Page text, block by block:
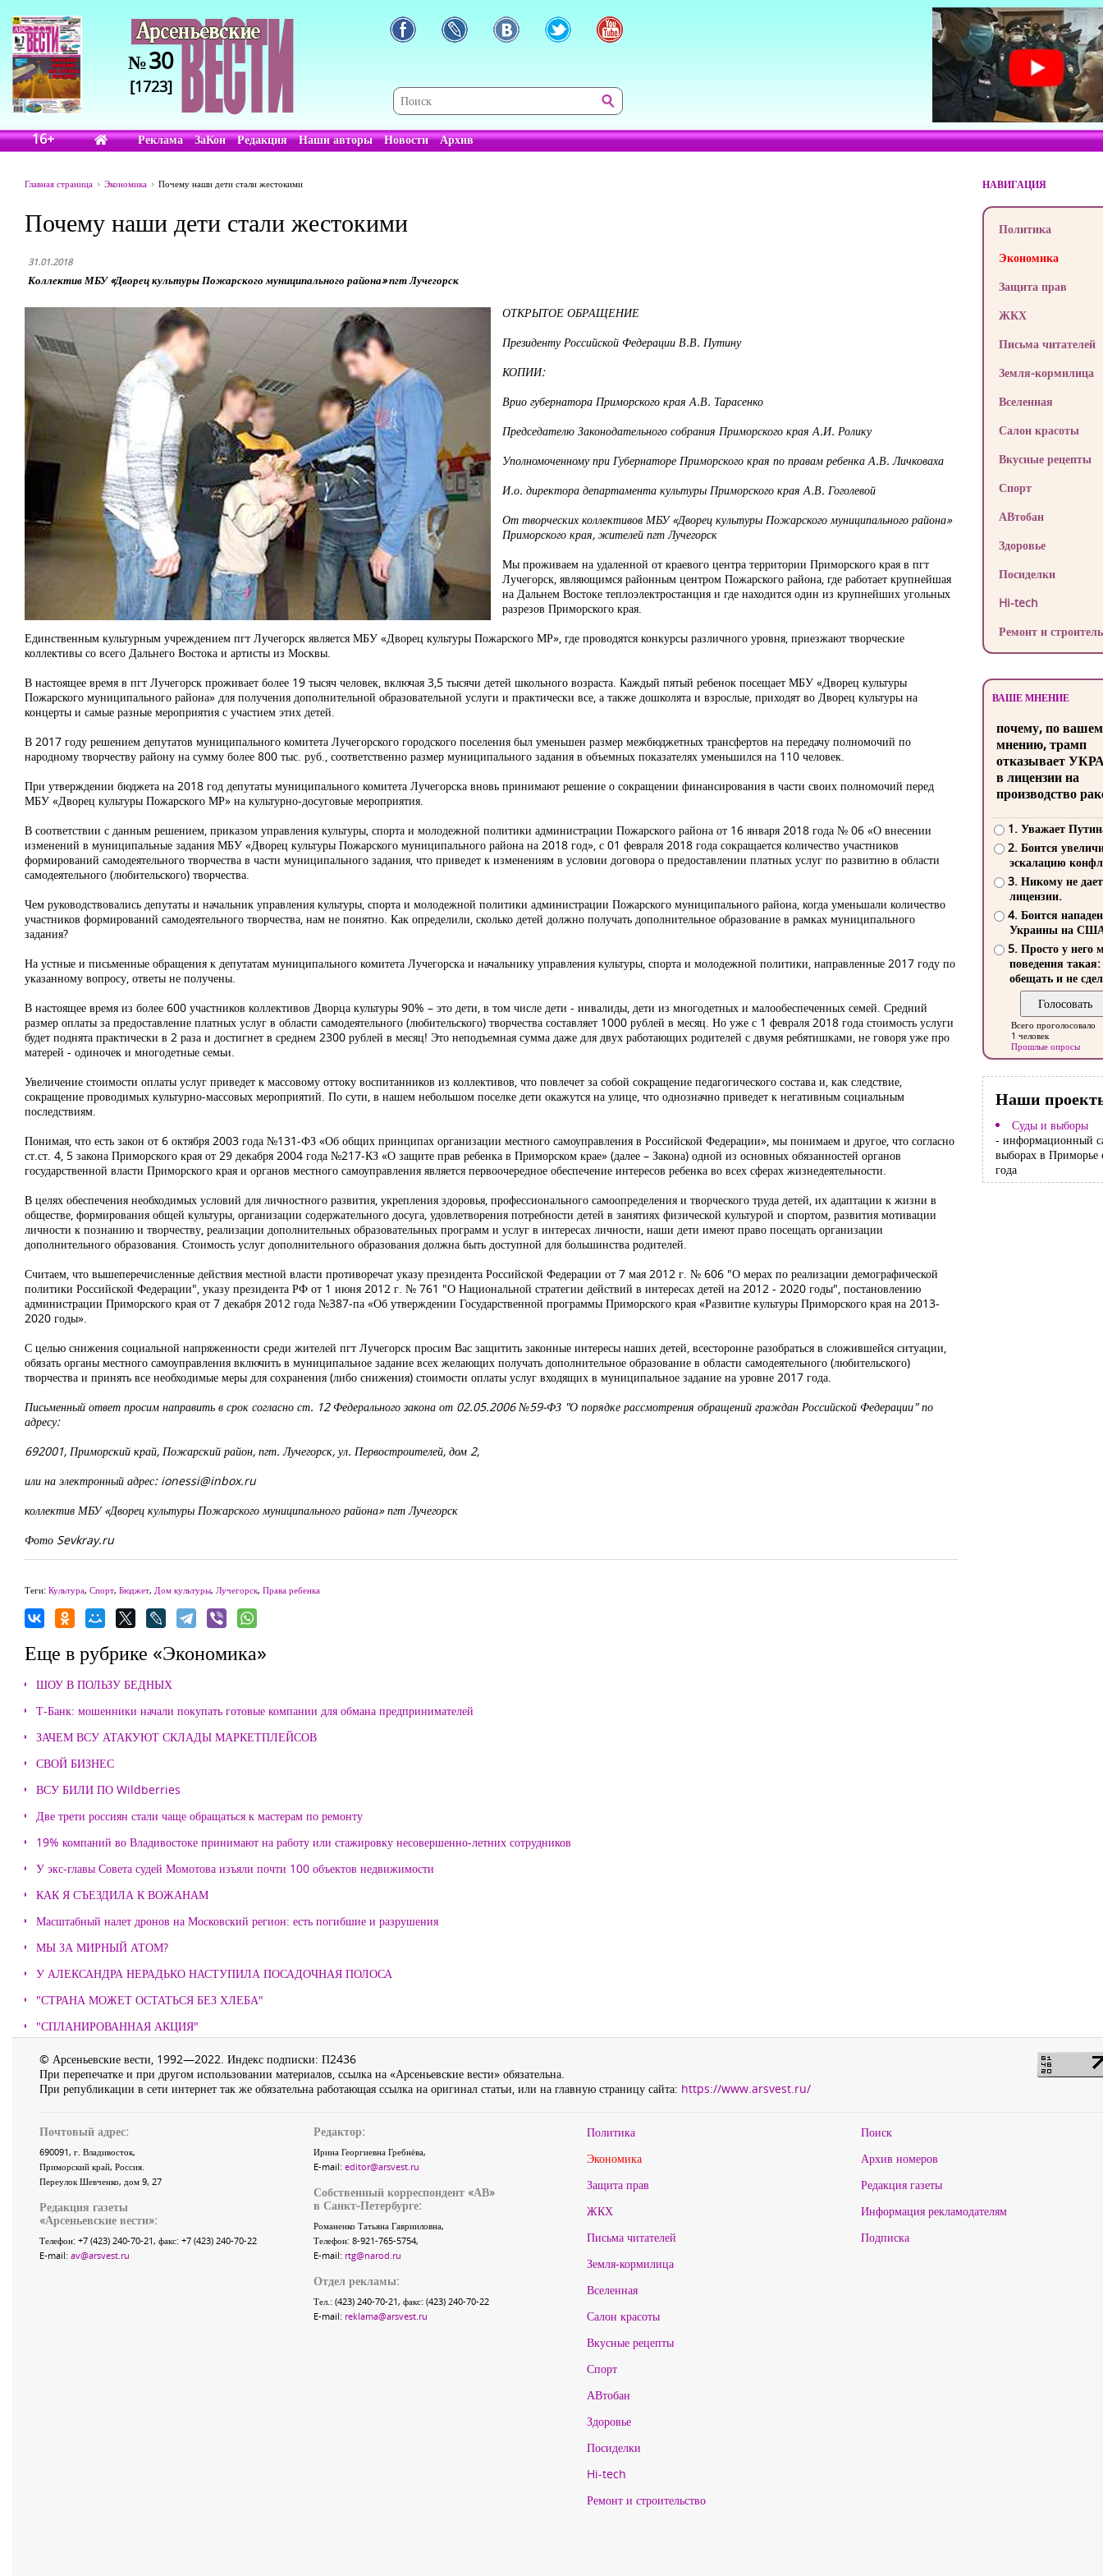
№30
[1723]
16+ Реклама ЗаКон Редакция Наши авторы Новости Архив
Главная страница Экономика Почему наши дети стали жестокими
Почему наши дети стали жестокими
31.01.2018
Коллектив МБУ «Дворец культуры Пожарского муниципального района» пгт Лучегорск
ОТКРЫТОЕ ОБРАЩЕНИЕ
Президенту Российской Федерации В.В. Путину
КОПИИ:
Врио губернатора Приморского края А.В. Тарасенко
Председателю Законодательного собрания Приморского края А.И. Ролику
Уполномоченному при Губернаторе Приморского края по правам ребенка А.В. Личковаха
И.о. директора департамента культуры Приморского края А.В. Гоголевой
От творческих коллективов МБУ «Дворец культуры Пожарского муниципального района»
Приморского края, жителей пгт Лучегорск
Мы проживаем на удаленной от краевого центра территории Приморского края в пгт
Лучегорск, являющимся районным центром Пожарского района, где работает крупнейшая
на Дальнем Востоке теплоэлектростанция и где находится один из крупнейших угольных
разрезов Приморского края.
Единственным культурным учреждением пгт Лучегорск является МБУ «Дворец культуры Пожарского МР», где проводятся конкурсы различного уровня, приезжают творческие
коллективы со всего Дальнего Востока и артисты из Москвы.
В настоящее время в пгт Лучегорск проживает более 19 тысяч человек, включая 3,5 тысячи детей школьного возраста. Каждый пятый ребенок посещает МБУ «Дворец культуры
Пожарского муниципального района» для получения дополнительной образовательной услуги и практически все, а также дошколята и взрослые, приходят во Дворец культуры на
концерты и самые разные мероприятия с участием этих детей.
В 2017 году решением депутатов муниципального комитета Лучегорского городского поселения был уменьшен размер межбюджетных трансфертов на передачу полномочий по
народному творчеству району на сумму более 800 тыс. руб., соответственно размер муниципального задания в объемных показателях уменьшился на 110 человек.
При утверждении бюджета на 2018 год депутаты муниципального комитета Лучегорска вновь принимают решение о сокращении финансирования в части своих полномочий перед
МБУ «Дворец культуры Пожарского МР» на культурно-досуговые мероприятия.
В соответствии с данным решением, приказом управления культуры, спорта и молодежной политики администрации Пожарского района от 16 января 2018 года № 06 «О внесении
изменений в муниципальные задания МБУ «Дворец культуры Пожарского муниципального района на 2018 год», с 01 февраля 2018 года сокращается количество участников
формирований самодеятельного творчества в части муниципального задания, что приведет к изменениям в условии договора о предоставлении платных услуг по развитию в области
самодеятельного (любительского) творчества.
Чем руководствовались депутаты и начальник управления культуры, спорта и молодежной политики администрации Пожарского муниципального района, когда уменьшали количество
участников формирований самодеятельного творчества, нам не понятно. Как определили, сколько детей должно получать дополнительное образование в рамках муниципального
задания?
На устные и письменные обращения к депутатам муниципального комитета Лучегорска и начальнику управления культуры, спорта и молодежной политики, направленные 2017 году по
указанному вопросу, ответы не получены.
В настоящее время из более 600 участников коллективов Дворца культуры 90% – это дети, в том числе дети - инвалиды, дети из многодетных и малообеспеченных семей. Средний
размер оплаты за предоставление платных услуг в области самодеятельного (любительского) творчества составляет 1000 рублей в месяц. Но уже с 1 февраля 2018 года стоимость услуги
будет поднята практически в 2 раза и достигнет в среднем 2300 рублей в месяц! Это неподъемная сумма даже для двух работающих родителей с двумя ребятишками, не говоря уже про
матерей - одиночек и многодетные семьи.
Увеличение стоимости оплаты услуг приведет к массовому оттоку воспитанников из коллективов, что повлечет за собой сокращение педагогического состава и, как следствие,
сокращение проводимых культурно-массовых мероприятий. По сути, в нашем небольшом поселке дети окажутся на улице, что однозначно приведет к негативным социальным
последствиям.
Понимая, что есть закон от 6 октября 2003 года №131-ФЗ «Об общих принципах организации местного самоуправления в Российской Федерации», мы понимаем и другое, что согласно
ст.ст. 4, 5 закона Приморского края от 29 декабря 2004 года №217-КЗ «О защите прав ребенка в Приморском крае» (далее – Закона) одной из основных обязанностей органов
государственной власти Приморского края и органов местного самоуправления является первоочередное обеспечение интересов ребенка во всех сферах жизнедеятельности.
В целях обеспечения необходимых условий для личностного развития, укрепления здоровья, профессионального самоопределения и творческого труда детей, их адаптации к жизни в
обществе, формирования общей культуры, организации содержательного досуга, удовлетворения потребности детей в занятиях физической культурой и спортом, развития мотивации
личности к познанию и творчеству, реализации дополнительных образовательных программ и услуг в интересах личности, наши дети имеют право посещать организации
дополнительного образования. Стоимость услуг дополнительного образования должна быть доступной для большинства родителей.
Считаем, что вышеперечисленные действия местной власти противоречат указу президента Российской Федерации от 7 мая 2012 г. № 606 "О мерах по реализации демографической
политики Российской Федерации", указу президента РФ от 1 июня 2012 г. № 761 "О Национальной стратегии действий в интересах детей на 2012 - 2020 годы", постановлению
администрации Приморского края от 7 декабря 2012 года №387-па «Об утверждении Государственной программы Приморского края «Развитие культуры Приморского края на 2013-
2020 годы».
С целью снижения социальной напряженности среди жителей пгт Лучегорск просим Вас защитить законные интересы наших детей, всесторонне разобраться в сложившейся ситуации,
обязать органы местного самоуправления включить в муниципальное задание всех желающих получать дополнительное образование в области самодеятельного (любительского)
творчества и принять все необходимые меры для сохранения (либо снижения) стоимости оплаты услуг входящих в муниципальное задание на уровне 2017 года.
Письменный ответ просим направить в срок согласно ст. 12 Федерального закона от 02.05.2006 №59-ФЗ "О порядке рассмотрения обращений граждан Российской Федерации" по
адресу:
692001, Приморский край, Пожарский район, пгт. Лучегорск, ул. Первостроителей, дом 2,
или на электронный адрес: ionessi@inbox.ru
коллектив МБУ «Дворец культуры Пожарского муниципального района» пгт Лучегорск
Фото Sevkray.ru
Теги: Культура, Спорт, Бюджет, Дом культуры, Лучегорск, Права ребенка
Еще в рубрике «Экономика»
ШОУ В ПОЛЬЗУ БЕДНЫХ
Т-Банк: мошенники начали покупать готовые компании для обмана предпринимателей
ЗАЧЕМ ВСУ АТАКУЮТ СКЛАДЫ МАРКЕТПЛЕЙСОВ
СВОЙ БИЗНЕС
ВСУ БИЛИ ПО Wildberries
Две трети россиян стали чаще обращаться к мастерам по ремонту
19% компаний во Владивостоке принимают на работу или стажировку несовершенно-летних сотрудников
У экс-главы Совета судей Момотова изъяли почти 100 объектов недвижимости
КАК Я СЪЕЗДИЛА К ВОЖАНАМ
Масштабный налет дронов на Московский регион: есть погибшие и разрушения
МЫ ЗА МИРНЫЙ АТОМ?
У АЛЕКСАНДРА НЕРАДЬКО НАСТУПИЛА ПОСАДОЧНАЯ ПОЛОСА
"СТРАНА МОЖЕТ ОСТАТЬСЯ БЕЗ ХЛЕБА"
"СПЛАНИРОВАННАЯ АКЦИЯ"
НАВИГАЦИЯ
Политика
Экономика
Защита прав
ЖКХ
Письма читателей
Земля-кормилица
Вселенная
Салон красоты
Вкусные рецепты
Спорт
АВтобан
Здоровье
Посиделки
Hi-tech
Ремонт и
ВАШЕ МНЕНИЕ
почему, по
мнению, трамп
отказывает
в лицензии на
производство
1. Уважает
2. Боится
эскалацию
3. Никому не
лицензии.
4. Боится
Украины на
5. Просто у него
поведения такая:
обещать и не
Всего проголосовало
1 человек
Прошлые опросы
Наши
Суды и выборы
- информационный
выборах в Приморье
года
© Арсеньевские вести, 1992—2022. Индекс подписки: П2436
При перепечатке и при другом использовании материалов, ссылка на «Арсеньевские вести» обязательна.
При републикации в сети интернет так же обязательна работающая ссылка на оригинал статьи, или на главную страницу сайта: https://www.arsvest.ru/
Почтовый адрес:
690091, г. Владивосток,
Приморский край, Россия.
Переулок Шевченко, дом 9, 27
Редакция газеты
«Арсеньевские вести»:
Телефон: +7 (423) 240-70-21, факс: +7 (423) 240-70-22
E-mail: av@arsvest.ru
Редактор:
Ирина Георгиевна Гребнёва,
E-mail: editor@arsvest.ru
Собственный корреспондент «АВ»
в Санкт-Петербурге:
Романенко Татьяна Гаврииловна,
Телефон: 8-921-765-5754,
E-mail: rtg@narod.ru
Отдел рекламы:
Тел.: (423) 240-70-21, факс: (423) 240-70-22
E-mail: reklama@arsvest.ru
Политика
Экономика
Защита прав
ЖКХ
Письма читателей
Земля-кормилица
Вселенная
Салон красоты
Вкусные рецепты
Спорт
АВтобан
Здоровье
Посиделки
Hi-tech
Ремонт и строительство
Поиск
Архив номеров
Редакция газеты
Информация рекламодателям
Подписка